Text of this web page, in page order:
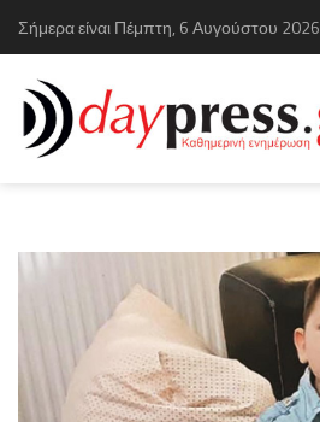
Σήμερα είναι Πέμπτη, 6 Αυγούστου 2026